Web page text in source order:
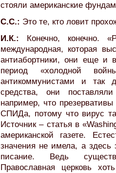
стояли американские
С.С.: Это те, кто ловит
И.К.:
Конечно, конечно.
международная, которая
антиабортники, они еще и
период «холодной
антикоммунистами и
средства, они
например, что
СПИДа, потому что вирус
Источник – статья в
американской газете.
значения не имела, а здесь
писание. Ведь
Православная церковь